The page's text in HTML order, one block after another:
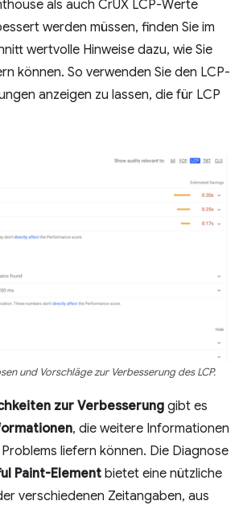
als auch CrUX LCP-Werte
werden müssen, finden Sie im
wertvolle Hinweise dazu, wie Sie
können. So verwenden Sie den LCP-
anzeigen zu lassen, die für LCP
und Vorschläge zur Verbesserung des LCP.
zur Verbesserung gibt es
, die weitere Informationen
liefern können. Die Diagnose
Paint-Element bietet eine nützliche
verschiedenen Zeitangaben, aus